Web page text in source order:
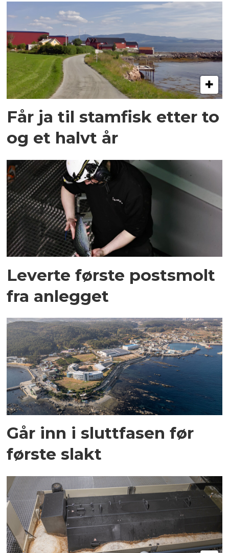
Får ja til stamfisk etter to
og et halvt år
Leverte første postsmolt
fra anlegget
Går inn i sluttfasen før
første slakt